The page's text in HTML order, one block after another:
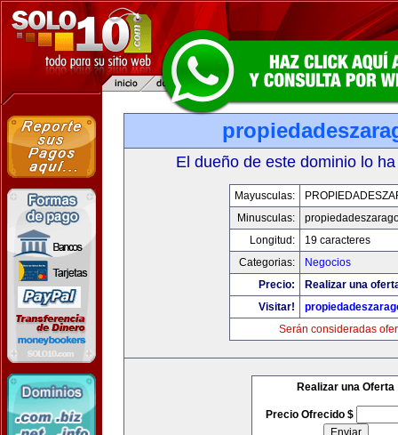
El dueño de este dominio lo
Mayusculas:
Minusculas:
Longitud:
19 caracteres
Categorias:
Negocios
Precio:
Realizar una
Visitar!
Serán consideradas
Realizar una Oferta
Precio Ofrecido $